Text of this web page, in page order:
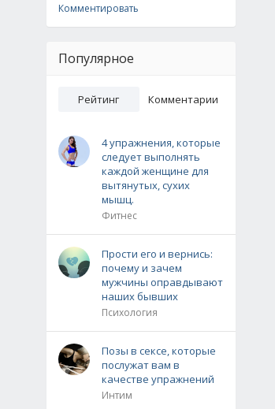
Комментировать
Популярное
Рейтинг Комментарии
4 упражнения, которые
следует выполнять
каждой женщине для
вытянутых, сухих
мышц.
Фитнес
Прости его и вернись:
почему и зачем
мужчины оправдывают
наших бывших
Психология
Позы в сексе, которые
послужат вам в
качестве упражнений
Интим